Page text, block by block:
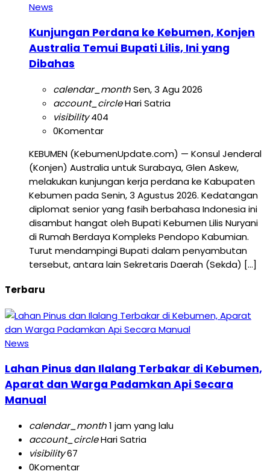
News
Kunjungan Perdana ke Kebumen, Konjen
Australia Temui Bupati Lilis, Ini yang
Dibahas
calendar_monthSen, 3 Agu 2026
account_circleHari Satria
visibility404
0Komentar
KEBUMEN (KebumenUpdate.com) — Konsul Jenderal
(Konjen) Australia untuk Surabaya, Glen Askew,
melakukan kunjungan kerja perdana ke Kabupaten
Kebumen pada Senin, 3 Agustus 2026. Kedatangan
diplomat senior yang fasih berbahasa Indonesia ini
disambut hangat oleh Bupati Kebumen Lilis Nuryani
di Rumah Berdaya Kompleks Pendopo Kabumian.
Turut mendampingi Bupati dalam penyambutan
tersebut, antara lain Sekretaris Daerah (Sekda) […]
Terbaru
News
Lahan Pinus dan Ilalang Terbakar di Kebumen,
Aparat dan Warga Padamkan Api Secara
Manual
calendar_month1 jam yang lalu
account_circleHari Satria
visibility67
0Komentar